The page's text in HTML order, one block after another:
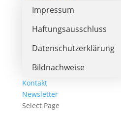
Impressum
Haftungsausschluss
Datenschutzerklärung
Bildnachweise
Kontakt
Newsletter
Select Page